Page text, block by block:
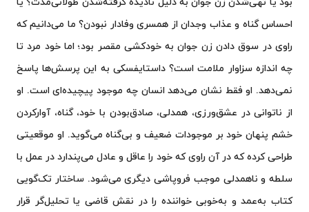
احساس گناه و عذاب وجدان از همسری وفادار نبودن؟ ما می‌دانیم که
راوی در سوق دادن زن جوان به خودکشی مقصر بود؛ اما خود مرد تا
چه اندازه سزاوار ملامت است؟ داستایفسکی به این پرسش‌ها پاسخ
نمی‌دهد. او فقط نشان می‌دهد انسان چه موجود پیچیده‌ای است. او
از ناتوانی در عشق‌ورزی، همدلی، صادق‌بودن با خود، گناه، آوارکردن
خشم پنهان خود بر موجودات ضعیف و بی‌گناه می‌گوید. او موقعیتی
طراحی کرده که در آن راوی که خود را عاقل و عادل می‌پندارد در عمل با
سلطه و ناهمدلی موجب فروپاشی دیگری می‌شود. ساختار تک‌گویی
کتاب به‌عمد و به‌خوبی خواننده را در نقش قاضی یا تحلیل‌گر قرار